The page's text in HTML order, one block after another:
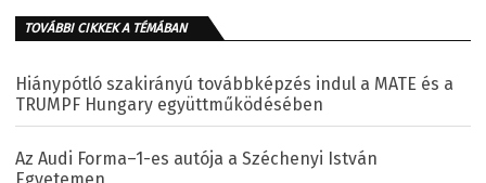
TOVÁBBI CIKKEK A TÉMÁBAN
Hiánypótló szakirányú továbbképzés indul a MATE és a
TRUMPF Hungary együttműködésében
Az Audi Forma–1-es autója a Széchenyi István